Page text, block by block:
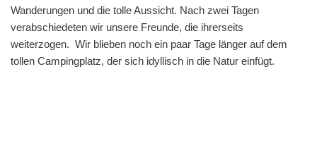
Wanderungen und die tolle Aussicht. Nach zwei Tagen
verabschiedeten wir unsere Freunde, die ihrerseits
weiterzogen. Wir blieben noch ein paar Tage länger auf dem
tollen Campingplatz, der sich idyllisch in die Natur einfügt.